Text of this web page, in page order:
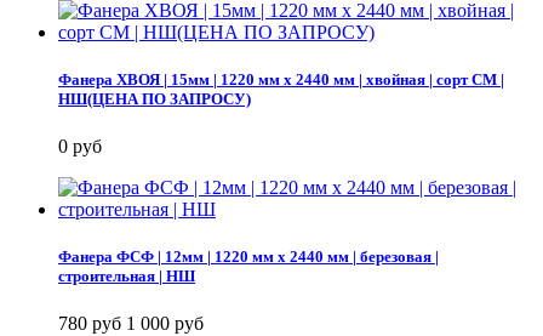
Фанера ХВОЯ | 15мм | 1220 мм х 2440 мм | хвойная | сорт СМ |
НШ(ЦЕНА ПО ЗАПРОСУ)
0 руб
Фанера ФСФ | 12мм | 1220 мм х 2440 мм | березовая |
строительная | НШ
780 руб 1 000 руб